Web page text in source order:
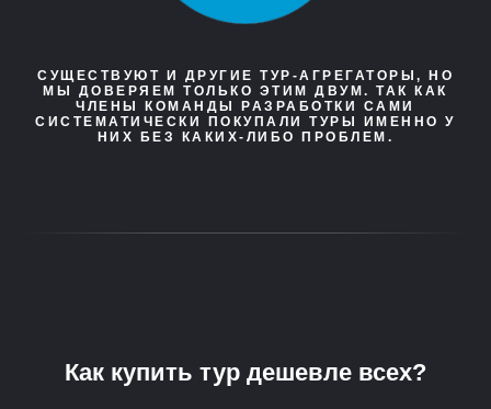
СУЩЕСТВУЮТ И ДРУГИЕ ТУР-АГРЕГАТОРЫ, НО
МЫ ДОВЕРЯЕМ ТОЛЬКО ЭТИМ ДВУМ. ТАК КАК
ЧЛЕНЫ КОМАНДЫ РАЗРАБОТКИ САМИ
СИСТЕМАТИЧЕСКИ ПОКУПАЛИ ТУРЫ ИМЕННО У
НИХ БЕЗ КАКИХ-ЛИБО ПРОБЛЕМ.
Как купить тур дешевле всех?